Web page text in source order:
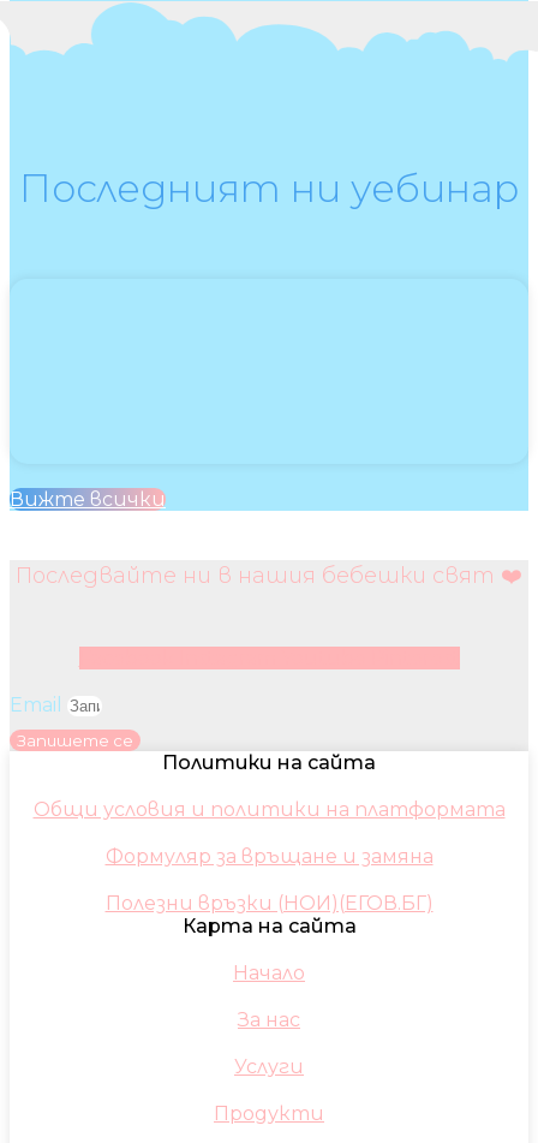
Последният ни уебинар
Вижте всички
Последвайте ни в нашия бебешки свят ❤️
Email
Запишете се
Политики на сайта
Общи условия и политики на платформата
Формуляр за връщане и замяна
Полезни връзки (НОИ)(ЕГОВ.БГ)
Карта на сайта
Начало
За нас
Услуги
Продукти